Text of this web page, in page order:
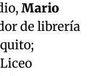
Mario
de librería